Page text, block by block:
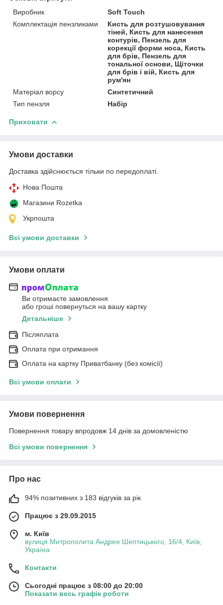
Виробник
Soft Touch
Комплектація пензликами
Кисть для розтушовування
тіней, Кисть для нанесення
контурів, Пензель для
корекції форми носа, Кисть
для брів, Пензель для
тональної основи, Щіточки
для брів і вій, Кисть для
рум'ян
Матеріал ворсу
Синтетичний
Тип пензля
Набір
Приховати
Умови доставки
Доставка здійснюється тільки по передоплаті.
Нова Пошта
Магазини Rozetka
Укрпошта
Всі умови доставки
Умови оплати
Ви отримаєте замовлення
або гроші повернуться на вашу картку
Детальніше
Післяплата
Оплата при отримання
Оплата на картку Приватбанку (без комісії)
Всі умови оплати
Умови повернення
Повернення товару впродовж 14 днів за домовленістю
Всі умови повернення
Про нас
94% позитивних з 183 відгуків за рік
Працює з 29.09.2015
м. Київ
вулиця Митрополита Андрея Шептицького, 16/4, Київ,
Україна
Контакти
Сьогодні працює з 08:00 до 20:00
Показати весь графік роботи